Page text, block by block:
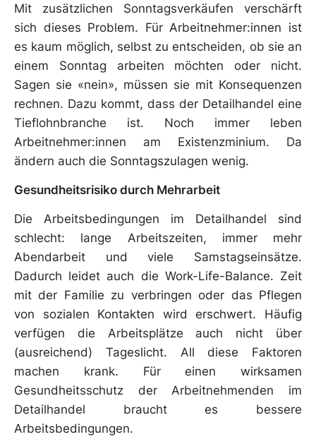
Mit zusätzlichen Sonntagsverkäufen verschärft
sich dieses Problem. Für Arbeitnehmer:innen ist
es kaum möglich, selbst zu entscheiden, ob sie an
einem Sonntag arbeiten möchten oder nicht.
Sagen sie «nein», müssen sie mit Konsequenzen
rechnen. Dazu kommt, dass der Detailhandel eine
Tieflohnbranche ist. Noch immer leben
Arbeitnehmer:innen am Existenzminium. Da
ändern auch die Sonntagszulagen wenig.
Gesundheitsrisiko durch Mehrarbeit
Die Arbeitsbedingungen im Detailhandel sind
schlecht: lange Arbeitszeiten, immer mehr
Abendarbeit und viele Samstagseinsätze.
Dadurch leidet auch die Work-Life-Balance. Zeit
mit der Familie zu verbringen oder das Pflegen
von sozialen Kontakten wird erschwert. Häufig
verfügen die Arbeitsplätze auch nicht über
(ausreichend) Tageslicht. All diese Faktoren
machen krank. Für einen wirksamen
Gesundheitsschutz der Arbeitnehmenden im
Detailhandel braucht es bessere
Arbeitsbedingungen.